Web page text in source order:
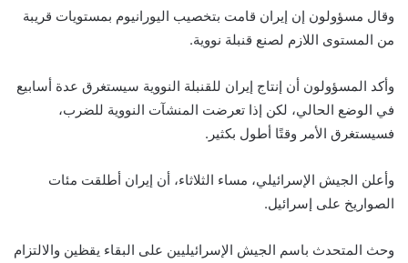
وقال مسؤولون إن إيران قامت بتخصيب اليورانيوم بمستويات قريبة
من المستوى اللازم لصنع قنبلة نووية.
وأكد المسؤولون أن إنتاج إيران للقنبلة النووية سيستغرق عدة أسابيع
في الوضع الحالي، لكن إذا تعرضت المنشآت النووية للضرب،
فسيستغرق الأمر وقتًا أطول بكثير.
وأعلن الجيش الإسرائيلي، مساء الثلاثاء، أن إيران أطلقت مئات
الصواريخ على إسرائيل.
وحث المتحدث باسم الجيش الإسرائيليين على البقاء يقظين والالتزام